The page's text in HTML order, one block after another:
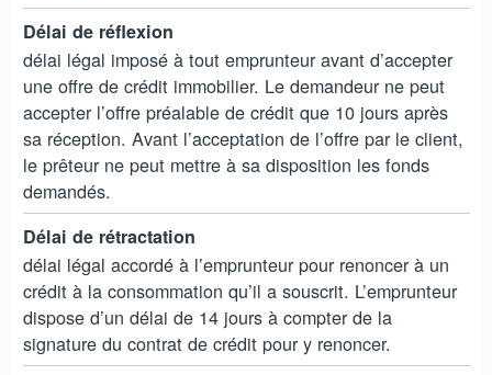
Délai de réflexion
délai légal imposé à tout emprunteur avant d’accepter
une offre de crédit immobilier. Le demandeur ne peut
accepter l’offre préalable de crédit que 10 jours après
sa réception. Avant l’acceptation de l’offre par le client,
le prêteur ne peut mettre à sa disposition les fonds
demandés.
Délai de rétractation
délai légal accordé à l’emprunteur pour renoncer à un
crédit à la consommation qu’il a souscrit. L’emprunteur
dispose d’un délai de 14 jours à compter de la
signature du contrat de crédit pour y renoncer.